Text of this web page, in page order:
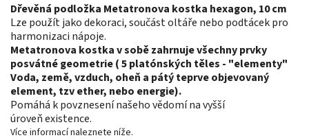
Dřevěná podložka Metatronova kostka hexagon, 10 cm
Lze použít jako dekoraci, součást oltáře nebo podtácek pro
harmonizaci nápoje.
Metatronova kostka v sobě zahrnuje všechny prvky
posvátné geometrie ( 5 platónských těles - "elementy"
Voda, země, vzduch, oheň a pátý teprve objevovaný
element, tzv ether, nebo energie).
Pomáhá kpovznesenínašeho vědomína vyšší
úroveňexistence.
Více informací naleznete níže.